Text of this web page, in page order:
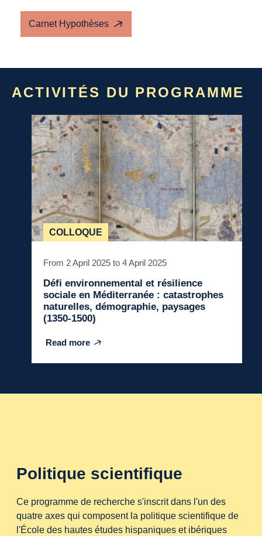
Carnet Hypothèses
ACTIVITÉS DU PROGRAMME
COLLOQUE
From 2 April 2025 to 4 April 2025
Défi environnemental et résilience
sociale en Méditerranée : catastrophes
naturelles, démographie, paysages
(1350-1500)
Read more
Politique scientifique
Ce programme de recherche s'inscrit dans l'un des
quatre axes qui composent la politique scientifique de
l'École des hautes études hispaniques et ibériques